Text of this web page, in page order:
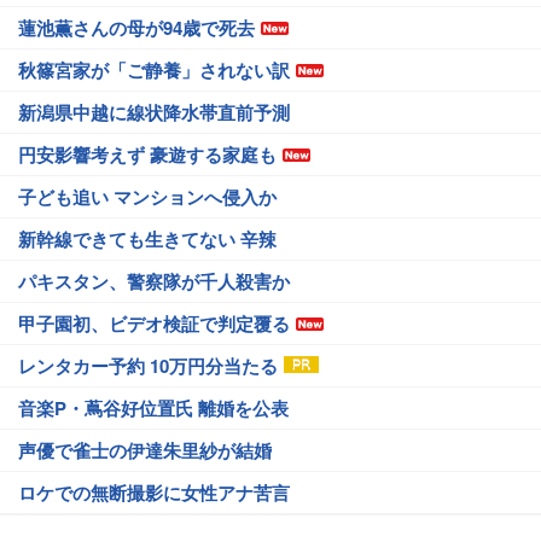
蓮池薫さんの母が94歳で死去
秋篠宮家が「ご静養」されない訳
新潟県中越に線状降水帯直前予測
円安影響考えず 豪遊する家庭も
子ども追い マンションへ侵入か
新幹線できても生きてない 辛辣
パキスタン、警察隊が千人殺害か
甲子園初、ビデオ検証で判定覆る
レンタカー予約 10万円分当たる
音楽P・蔦谷好位置氏 離婚を公表
声優で雀士の伊達朱里紗が結婚
ロケでの無断撮影に女性アナ苦言